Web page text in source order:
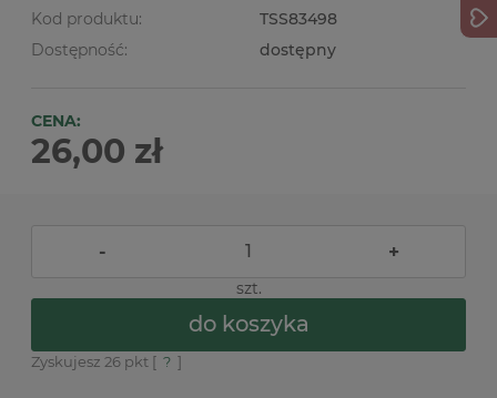
Kod produktu:
TSS83498
Dostępność:
dostępny
CENA:
26,00 zł
- +
szt.
do koszyka
Zyskujesz 26 pkt [ ? ]